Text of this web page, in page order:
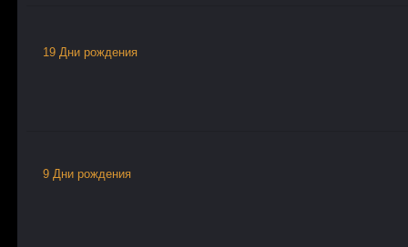
19 Дни рождения
9 Дни рождения